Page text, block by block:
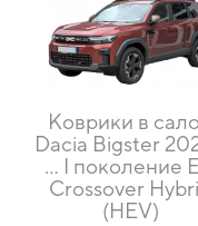
Коврики в
Dacia Bigster
... I поколение
Crossover
(HEV)